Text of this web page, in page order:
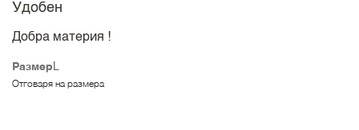
Размер L
Отговаря на размера
Удобен
Добра материя !